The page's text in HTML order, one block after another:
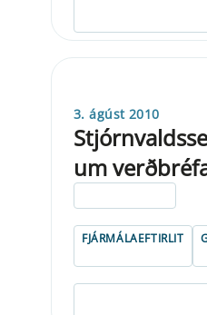
3. ágúst 2010
um
FJÁRMÁLAEFTIRLIT